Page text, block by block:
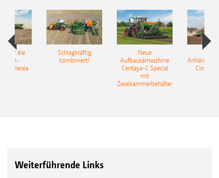
für die
Precea
Schlagkräftig
kombiniert!
Neue
Aufbausämaschine
Centaya-C Special
mit
Zweikammerbehälter
Cirrus
Weiterführende Links